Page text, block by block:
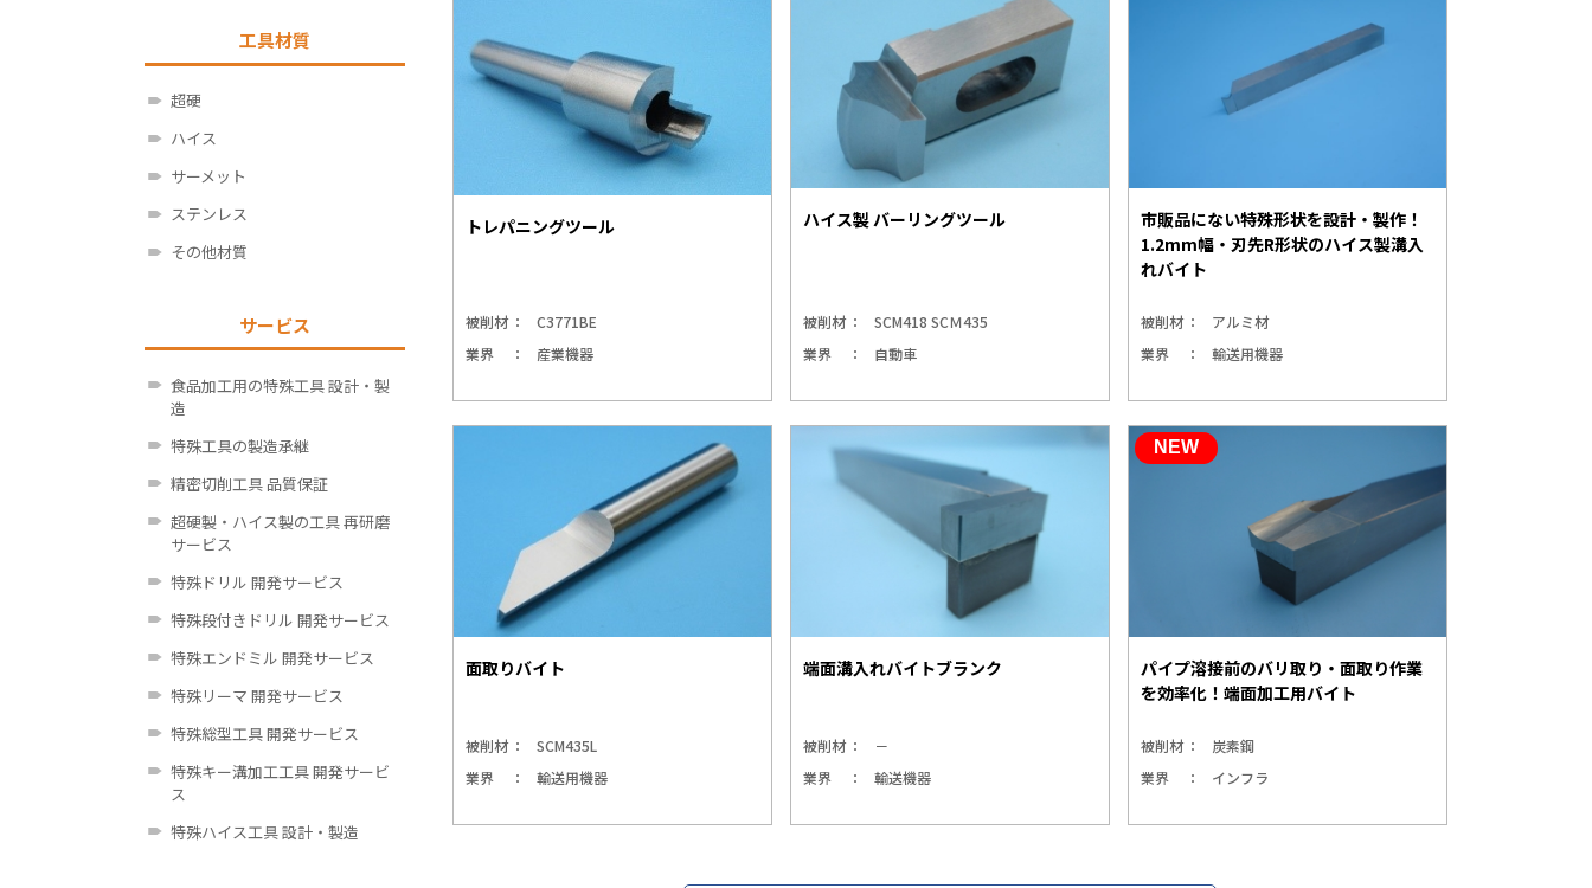
トレパニングツール
被削材
C3771BE
業界
産業機器
ハイス製 バーリングツール
被削材
SCM418 SCＭ435
業界
自動車
市販品にない特殊形状を設計・製作！
1.2mm幅・刃先R形状のハイス製溝入
れバイト
被削材
アルミ材
業界
輸送用機器
面取りバイト
被削材
SCM435L
業界
輸送用機器
端面溝入れバイトブランク
被削材
－
業界
輸送機器
パイプ溶接前のバリ取り・面取り作業
を効率化！端面加工用バイト
被削材
炭素鋼
業界
インフラ
工具材質
超硬
ハイス
サーメット
ステンレス
その他材質
サービス
食品加工用の特殊工具 設計・製
造
特殊工具の製造承継
精密切削工具 品質保証
超硬製・ハイス製の工具 再研磨
サービス
特殊ドリル 開発サービス
特殊段付きドリル 開発サービス
特殊エンドミル 開発サービス
特殊リーマ 開発サービス
特殊総型工具 開発サービス
特殊キー溝加工工具 開発サービ
ス
特殊ハイス工具 設計・製造